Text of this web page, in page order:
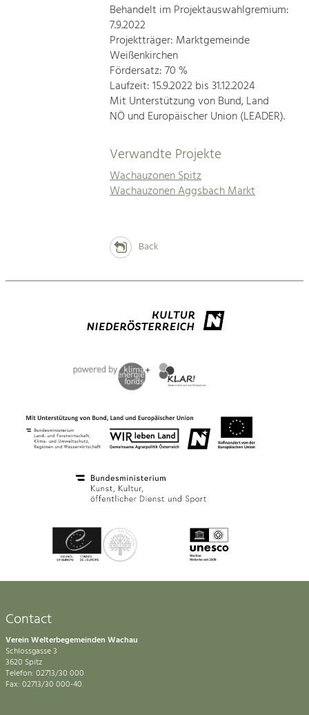
Behandelt im Projektauswahlgremium:
7.9.2022
Projektträger: Marktgemeinde
Weißenkirchen
Fördersatz: 70 %
Laufzeit: 15.9.2022 bis 31.12.2024
Mit Unterstützung von Bund, Land
NÖ und Europäischer Union (LEADER).
Verwandte Projekte
Wachauzonen Spitz
Wachauzonen Aggsbach Markt
Back
Contact
Verein Welterbegemeinden Wachau
Schlossgasse 3
3620 Spitz
Telefon: 02713/30 000
Fax: 02713/30 000-40